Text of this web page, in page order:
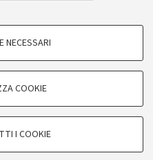
esemplificativo, per il corretto
NECESSARI
COOKIE
I COOKIE
STUDIORUM - Università di
Bologna - PI: 01131710376 -
Impostazioni Cookie